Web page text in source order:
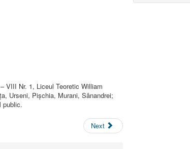
VIII Nr. 1, Liceul Teoretic William
Urseni, Pișchia, Murani, Sânandrei;
public.
Next